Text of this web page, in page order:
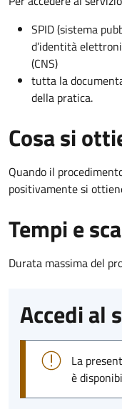
SPID (sistema
d’identità
(CNS)
tutta la
della pratica.
Cosa si
Quando il
positivamente si
Tempi e
Durata massima del
Accedi al
La
è